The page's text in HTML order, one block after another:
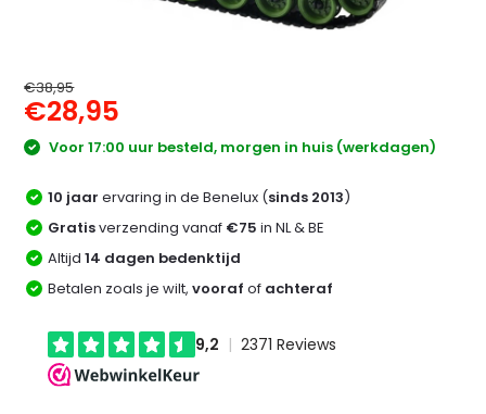
€38,95
€28,95
Voor 17:00 uur besteld, morgen in huis (werkdagen)
10 jaar ervaring in de Benelux (sinds 2013)
Gratisverzending vanaf €75 in NL & BE
Altijd14 dagen bedenktijd
Betalen zoals je wilt,vooraf of achteraf